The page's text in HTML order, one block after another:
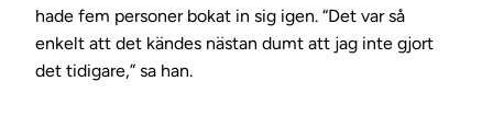
hade fem personer bokat in sig igen. “Det var så
enkelt att det kändes nästan dumt att jag inte gjort
det tidigare,” sa han.